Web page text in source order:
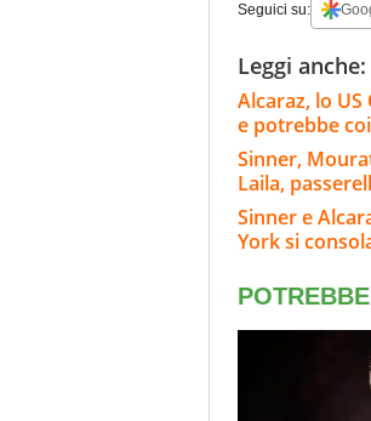
Seguici su:
Leggi anche:
Alcaraz, lo
e potrebbe
Sinner,
Laila,
Sinner e
York si